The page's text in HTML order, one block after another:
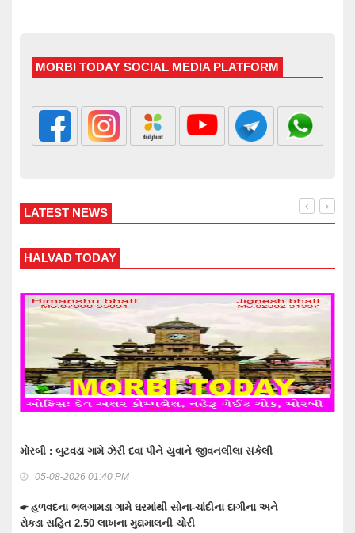
MORBI TODAY SOCIAL MEDIA PLATFORM
LATEST NEWS
WANKANER TODAY
વાંકાનેરના રાતીદેવરી ગામે દુકાને કરિયાણું લેવા ગયેલા યુવાનને દુકાનદાર
☛ વાંકાનેરના મહીકા ગામે પતિએ જમવાનું વહેલા બનાવવાનું કહેતા પત્નીએ